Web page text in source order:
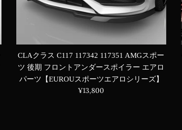
CLAクラス C117 117342 117351 AMGスポー
ツ 後期 フロントアンダースポイラー エアロ
パーツ【EUROUスポーツエアロシリーズ】
通
¥13,800